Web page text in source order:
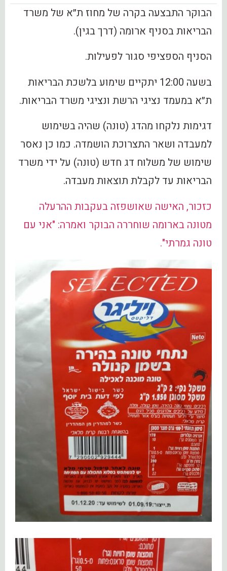
הבוקר התבצעה בקרה של מחוז ת״א של משרד
הבריאות בסניף ארומה (דרך בגין).
הסניף הספציפי סגור לפעילות.
בשעה 12:00 יתקיים שימוע בלשכת הבריאות
ת״א במעמד נציגי הרשת ונציגי משרד הבריאות.
דגימות נלקחו מהדג (טונה) שהיה בשימוש
למעבדה ושאר התצרוכת הושמדה. כמו כן נאסר
שימוש של משלוח דג חדש (טונה) על ידי משרד
הבריאות עד לקבלת תוצאות מעבדה.
כזכור, האישה שאושפזה בעקבות ההרעלה
מטונה בארומה שוחררה הבוקר ואמרה: "אני עם
טונה גמרתי".